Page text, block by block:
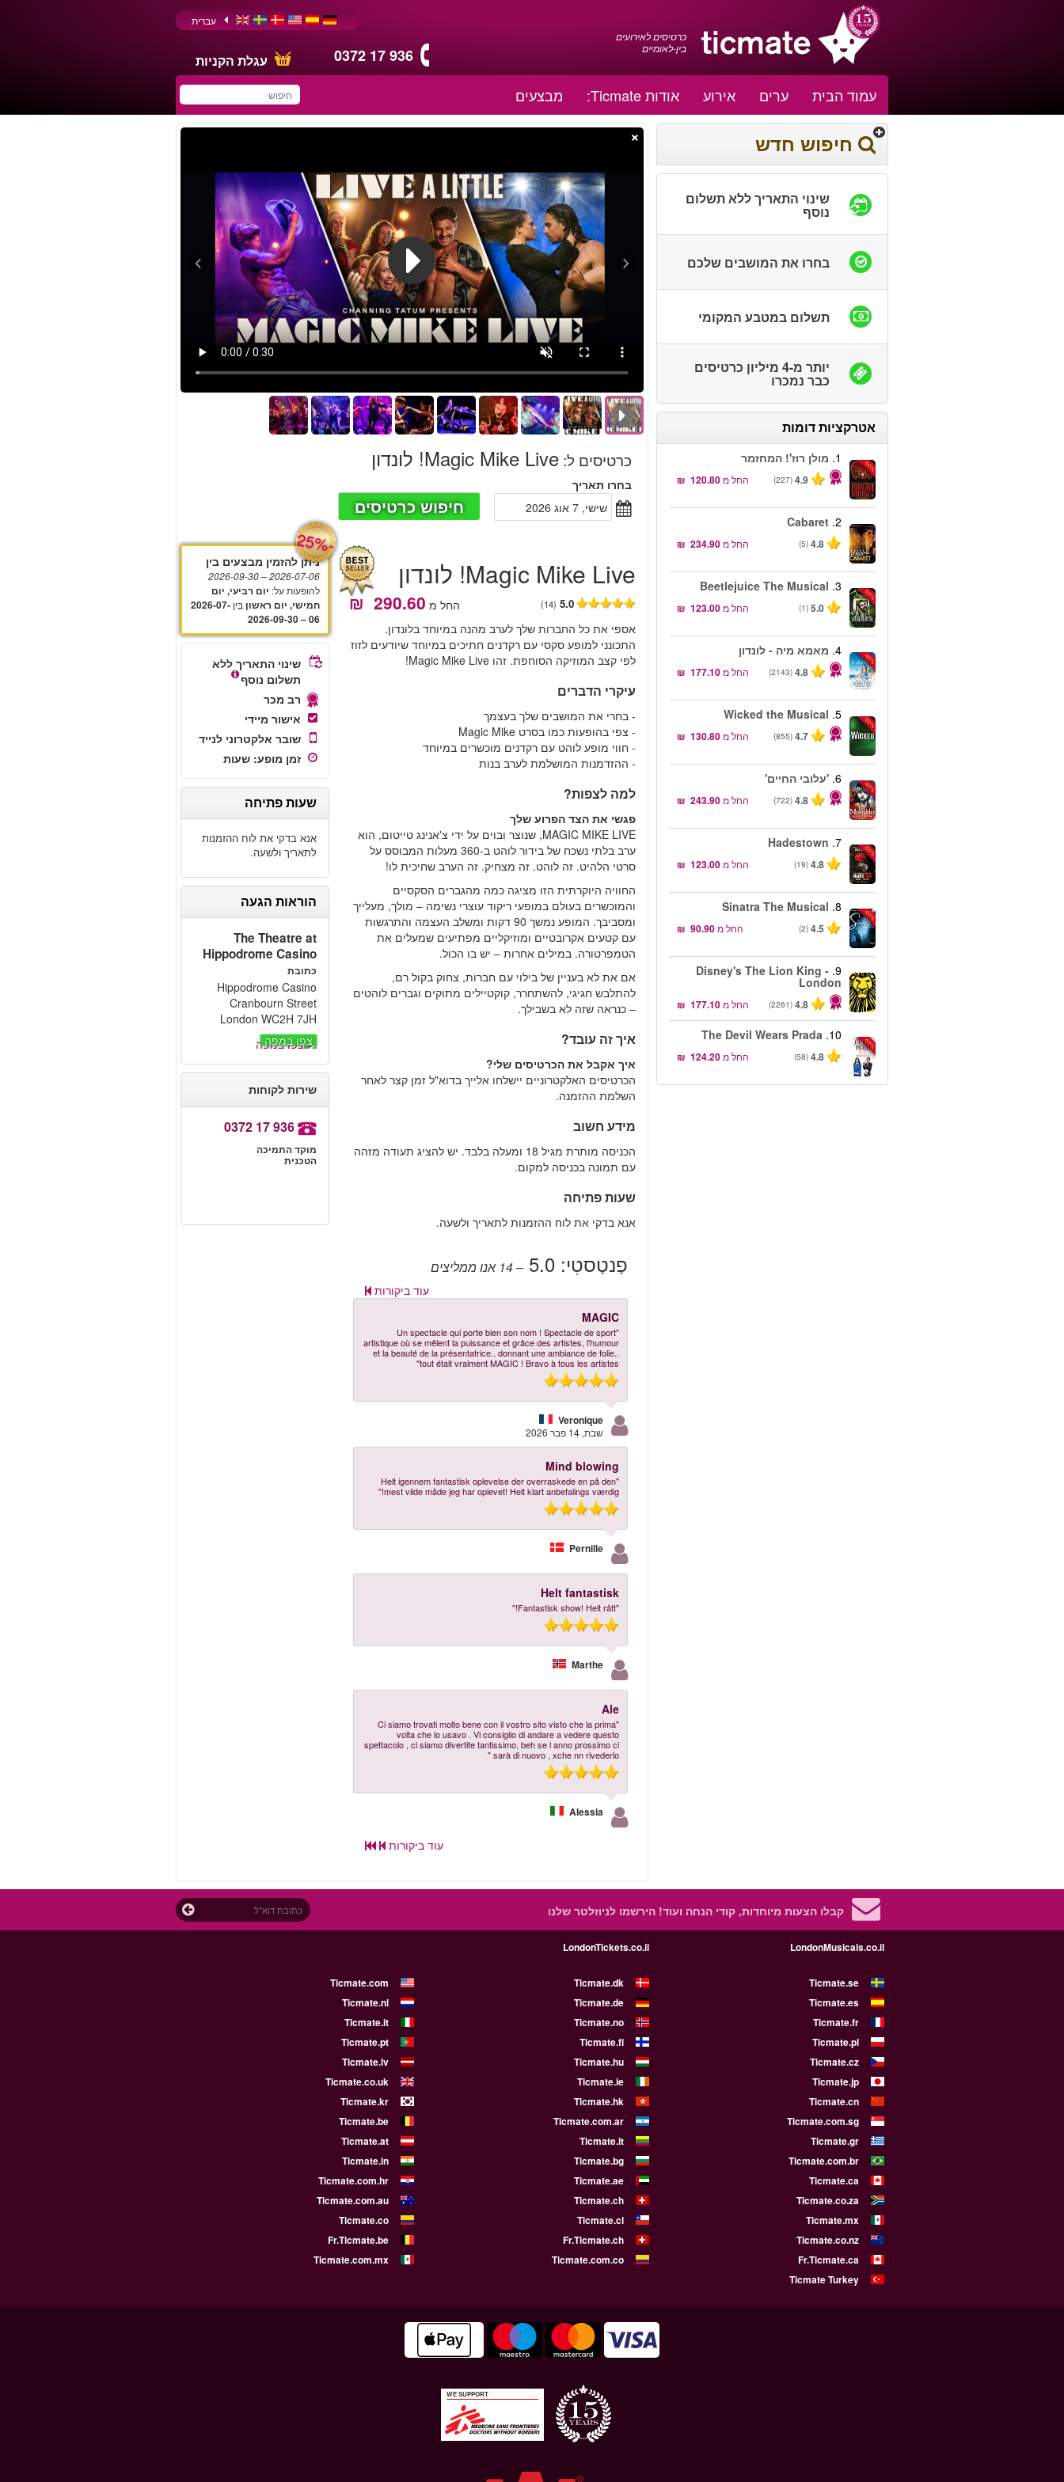
כרטיסים לאירועים
בין-לאומיים
0372 17 936 עגלת הקניות
עברית
עמוד הבית ערים אירוע אודות Ticmate: מבצעים
חיפוש חדש
שינוי התאריך ללא תשלום
נוסף
בחרו את המושבים שלכם
תשלום במטבע המקומי
יותר מ-4 מיליון כרטיסים
כבר נמכרו
אטרקציות דומות
-50%
1. מולן רוז'! המחזמר
4.9
(227) החל מ‏120.80 ‏ ₪
2.
Cabaret
4.8
(5) החל מ‏234.90 ‏ ₪
-50%
3.
Beetlejuice The Musical
5.0
(1) החל מ‏123.00 ‏ ₪
-40%
4. מאמא מיה - לונדון
4.8
(2143) החל מ‏177.10 ‏ ₪
-50%
5.
Wicked the Musical
4.7
(855) החל מ‏130.80 ‏ ₪
-40%
6. 'עלובי החיים'
4.8
(722) החל מ‏243.90 ‏ ₪
-50%
7.
Hadestown
4.8
(19) החל מ‏123.00 ‏ ₪
-40%
8.
Sinatra The Musical
4.5
(2) החל מ‏90.90 ‏ ₪
9.
Disney's The Lion King -
London
4.8
(2261) החל מ‏177.10 ‏ ₪
-50%
10.
The Devil Wears Prada
4.8
(58) החל מ‏124.20 ‏ ₪
×
כרטיסים ל:Magic Mike Live! לונדון
בחרו תאריך
שישי, 7 אוג 2026
חיפוש כרטיסים
Magic Mike Live! לונדון
5.0
(14) החל מ
אספי את כל החברות שלך לערב מהנה במיוחד בלונדון.
התכונני למופע סקסי עם רקדנים חתיכים במיוחד שיודעים לזוז
לפי קצב המוזיקה הסוחפת. זהו Magic Mike Live!
עיקרי הדברים
- בחרי את המושבים שלך בעצמך
- צפי בהופעות כמו בסרט Magic Mike
- חווי מופע לוהט עם רקדנים מוכשרים במיוחד
- ההזדמנות המושלמת לערב בנות
למה לצפות?
פגשי את הצד הפרוע שלך
MAGIC MIKE LIVE, שנוצר ובוים על ידי צ'אנינג טייטום, הוא
ערב בלתי נשכח של בידור לוהט ב-360 מעלות המבוסס על
סרטי הלהיט. זה לוהט. זה מצחיק. זה הערב שחיכית לו!
החוויה היוקרתית הזו מציגה כמה מהגברים הסקסיים
והמוכשרים בעולם במופעי ריקוד עוצרי נשימה – מולך, מעלייך
ומסביבך. המופע נמשך 90 דקות ומשלב העצמה והתרגשות
עם קטעים אקרובטיים ומוזיקליים מפתיעים שמעלים את
הטמפרטורה. במילים אחרות – יש בו הכול.
אם את לא בעניין של בילוי עם חברות, צחוק בקול רם,
להתלבש חגיגי, להשתחרר, קוקטיילים מתוקים וגברים לוהטים
– כנראה שזה לא בשבילך.
איך זה עובד?
איך אקבל את הכרטיסים שלי?
הכרטיסים האלקטרוניים יישלחו אלייך בדוא"ל זמן קצר לאחר
השלמת ההזמנה.
מידע חשוב
הכניסה מותרת מגיל 18 ומעלה בלבד. יש להציג תעודה מזהה
עם תמונה בכניסה למקום.
שעות פתיחה
אנא בדקי את לוח ההזמנות לתאריך ולשעה.
פַנטַסטִי:5.0
– 14 אנו ממליצים
עוד ביקורות
MAGIC
"Un spectacle qui porte bien son nom ! Spectacle de sport
artistique où se mêlent la puissance et grâce des artistes, l'humour
et la beauté de la présentatrice.. donnant une ambiance de folie..
tout était vraiment MAGIC ! Bravo à tous les artistes"
Veronique
שבת, 14 פבר 2026
Mind blowing
"Helt igennem fantastisk oplevelse der overraskede en på den
mest vilde måde jeg har oplevet! Helt klart anbefalings værdig!"
Pernille
Helt fantastisk
"Fantastisk show! Helt rått!"
Marthe
Ale
"Ci siamo trovati molto bene con il vostro sito visto che la prima
volta che lo usavo . Vi consiglio di andare a vedere questo
spettacolo , ci siamo divertite tantissimo, beh se l anno prossimo ci
sarà di nuovo , xche nn rivederlo "
Alessia
עוד ביקורות
-
25%
ניתן להזמין מבצעים בין
2026-07-06
– 2026-09-30
להופעות על: יום רביעי, יום
חמישי, יום ראשון בֵּין 2026-07-
06 – 2026-09-30
שינוי התאריך ללא
תשלום נוסף
רב מכר
אישור מיידי
שובר אלקטרוני לנייד
זמן מופע: שעות
שעות פתיחה
אנא בדקי את לוח ההזמנות
לתאריך ולשעה.
הוראות הגעה
The Theatre at
Hippodrome Casino
כתובת
Hippodrome Casino
Cranbourn Street
London WC2H 7JH
צפו במפה
שירות לקוחות
0372 17 936
מוקד התמיכה
הטכנית
קבלו הצעות מיוחדות, קודי הנחה ועוד! הירשמו לניוזלטר שלנו
LondonMusicals.co.il
LondonTickets.co.il
Ticmate.se
Ticmate.dk
Ticmate.com
Ticmate.es
Ticmate.de
Ticmate.nl
Ticmate.fr
Ticmate.no
Ticmate.it
Ticmate.pl
Ticmate.fi
Ticmate.pt
Ticmate.cz
Ticmate.hu
Ticmate.lv
Ticmate.jp
Ticmate.ie
Ticmate.co.uk
Ticmate.cn
Ticmate.hk
Ticmate.kr
Ticmate.com.sg
Ticmate.com.ar
Ticmate.be
Ticmate.gr
Ticmate.lt
Ticmate.at
Ticmate.com.br
Ticmate.bg
Ticmate.in
Ticmate.ca
Ticmate.ae
Ticmate.com.hr
Ticmate.co.za
Ticmate.ch
Ticmate.com.au
Ticmate.mx
Ticmate.cl
Ticmate.co
Ticmate.co.nz
Fr.Ticmate.ch
Fr.Ticmate.be
Fr.Ticmate.ca
Ticmate.com.co
Ticmate.com.mx
Ticmate Turkey
WE SUPPORT